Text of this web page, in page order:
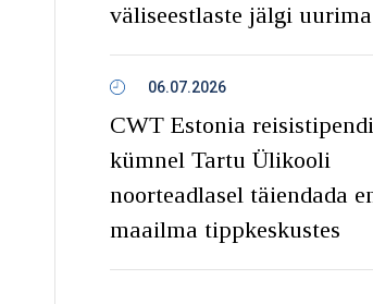
väliseestlaste jälgi uurima
06.07.2026
CWT Estonia
kümnel Tartu Ülikooli
noorteadlasel täiendada
maailma tippkeskustes